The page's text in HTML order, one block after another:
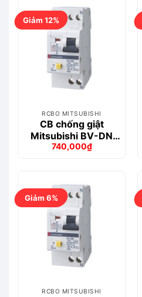
Giảm 12%
RCBO MITSUBISHI
CB chống giật
Mitsubishi BV-DN
1PN 32A 300mA
Giá
740,000₫
Giá
740,000₫.
Giảm 6%
RCBO MITSUBISHI